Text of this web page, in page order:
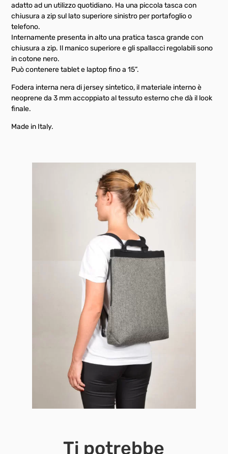
adatto ad un utilizzo quotidiano. Ha una piccola tasca con
chiusura a zip sul lato superiore sinistro per portafoglio o
telefono.
Internamente presenta in alto una pratica tasca grande con
chiusura a zip. Il manico superiore e gli spallacci regolabili sono
in cotone nero.
Può contenere tablet e laptop fino a 15”.
Fodera interna nera di jersey sintetico, il materiale interno è
neoprene da 3 mm accoppiato al tessuto esterno che dà il look
finale.
Made in Italy.
Ti potrebbe